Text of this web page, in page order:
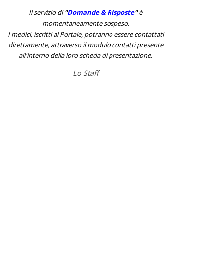
Il servizio di''Domande & Risposte''è
momentaneamente sospeso.
I medici, iscritti al Portale, potranno essere contattati
direttamente, attraverso il modulo contatti presente
all'interno della loro scheda di presentazione.
Lo Staff